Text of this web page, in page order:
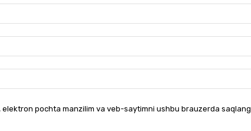
pochta manzilim va veb-saytimni ushbu brauzerda saqlang.